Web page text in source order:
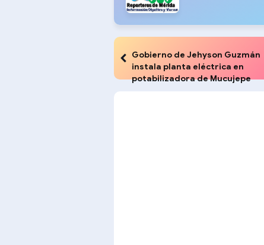
Gobierno de Jehyson Guzmán
instala planta eléctrica en
potabilizadora de Mucujepe